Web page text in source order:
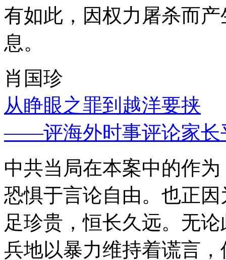
有如此，因权力屠杀而
息。
肖国珍
从睁眼之罪到越洋要挟
——评海外时事评论家长
中共当局在本案中的作
恐惧于言论自由。也正
足珍贵，恒长久远。无
兵地以暴力维持着谎言